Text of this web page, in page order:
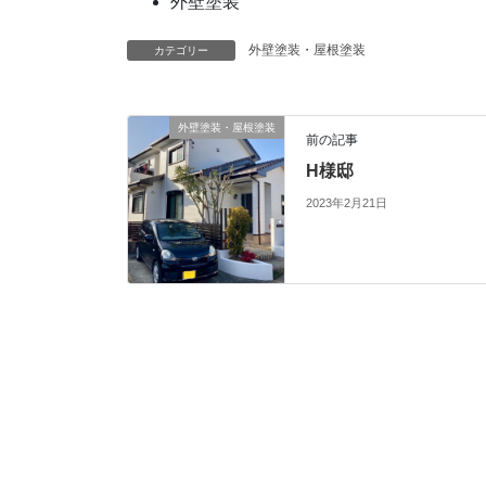
カテゴリー 外壁塗装・屋根塗装
外壁塗装・屋根塗装
前の記事
H様邸
2023年2月21日